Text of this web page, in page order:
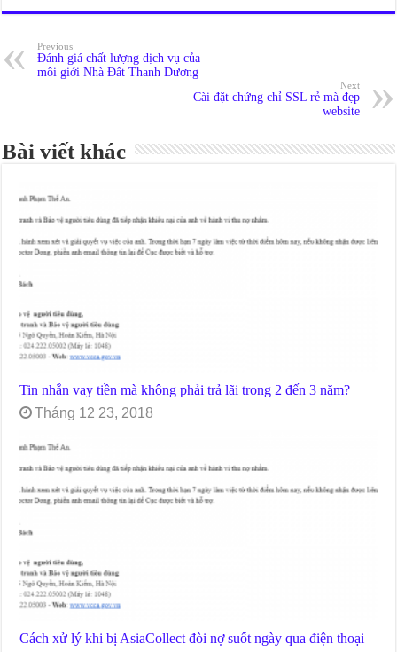
Previous
Đánh giá chất lượng dịch vụ của
môi giới Nhà Đất Thanh Dương
Next
Cài đặt chứng chỉ SSL rẻ mà đẹp
website
Bài viết khác
Tin nhắn vay tiền mà không phải trả lãi trong 2 đến 3 năm?
Tháng 12 23, 2018
Cách xử lý khi bị AsiaCollect đòi nợ suốt ngày qua điện thoại